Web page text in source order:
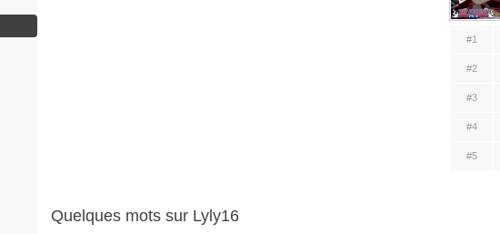
#1
#2
#3
#4
#5
Quelques mots sur Lyly16